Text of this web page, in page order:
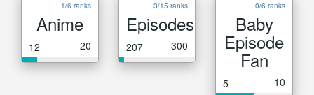
1/6 ranks
Anime
12 20
3/15 ranks
Episodes
207 300
0/6 ranks
Baby
Episode
Fan
5 10